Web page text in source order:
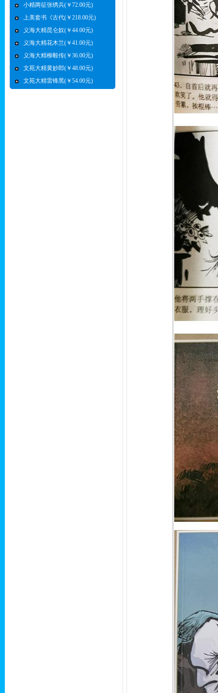
小精两征张绣兵(￥72.00元)
上美套书《古代(￥218.00元)
义海大精昆仑奴(￥44.00元)
义海大精花木兰(￥41.00元)
义海大精柳毅传(￥36.00元)
文苑大精黄妙郎(￥48.00元)
文苑大精雷锋黑(￥54.00元)